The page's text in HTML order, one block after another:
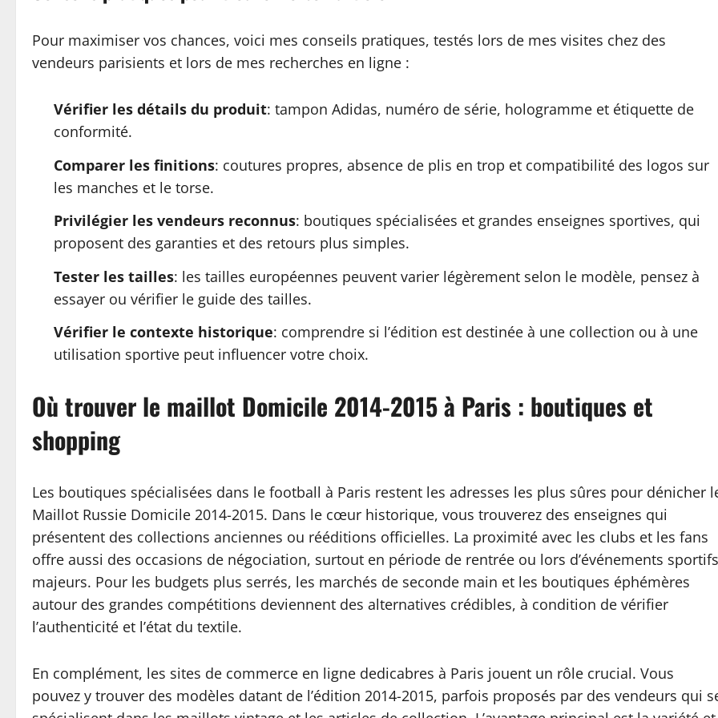
Pour maximiser vos chances, voici mes conseils pratiques, testés lors de mes visites chez des
vendeurs parisients et lors de mes recherches en ligne :
Vérifier les détails du produit: tampon Adidas, numéro de série, hologramme et étiquette de
conformité.
Comparer les finitions: coutures propres, absence de plis en trop et compatibilité des logos sur
les manches et le torse.
Privilégier les vendeurs reconnus: boutiques spécialisées et grandes enseignes sportives, qui
proposent des garanties et des retours plus simples.
Tester les tailles: les tailles européennes peuvent varier légèrement selon le modèle, pensez à
essayer ou vérifier le guide des tailles.
Vérifier le contexte historique: comprendre si l’édition est destinée à une collection ou à une
utilisation sportive peut influencer votre choix.
Où trouver le maillot Domicile 2014-2015 à Paris : boutiques et
shopping
Les boutiques spécialisées dans le football à Paris restent les adresses les plus sûres pour dénicher
Maillot Russie Domicile 2014-2015. Dans le cœur historique, vous trouverez des enseignes qui
présentent des collections anciennes ou rééditions officielles. La proximité avec les clubs et les fans
offre aussi des occasions de négociation, surtout en période de rentrée ou lors d’événements sportifs
majeurs. Pour les budgets plus serrés, les marchés de seconde main et les boutiques éphémères
autour des grandes compétitions deviennent des alternatives crédibles, à condition de vérifier
l’authenticité et l’état du textile.
En complément, les sites de commerce en ligne dedicabres à Paris jouent un rôle crucial. Vous
pouvez y trouver des modèles datant de l’édition 2014-2015, parfois proposés par des vendeurs qui